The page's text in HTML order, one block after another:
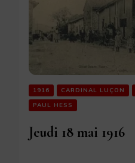
1916 CARDINAL LUÇON
PAUL HESS
Jeudi 18 mai 1916